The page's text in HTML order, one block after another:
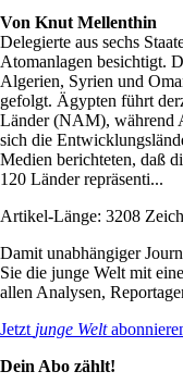
Von Knut Mellenthin
Delegierte aus sechs
Atomanlagen besichtigt.
Algerien, Syrien und
gefolgt. Ägypten führt
Länder (NAM), während
sich die
Medien berichteten, daß
120 Länder repräsenti...
Artikel-Länge: 3208
Damit unabhängiger
Sie die junge Welt mit
allen Analysen,
Jetzt junge Welt
Dein Abo zählt!